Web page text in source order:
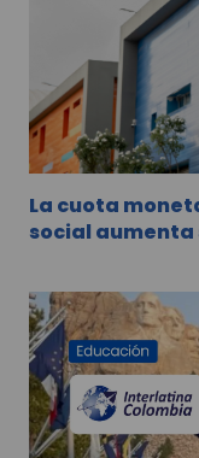
La cuota
social aumenta